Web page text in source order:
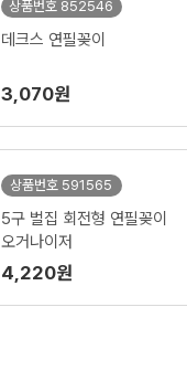
상품번호 852546
데크스 연필꽂이
3,070원
상품번호 591565
5구 벌집 회전형 연필꽂이
오거나이저
4,220원